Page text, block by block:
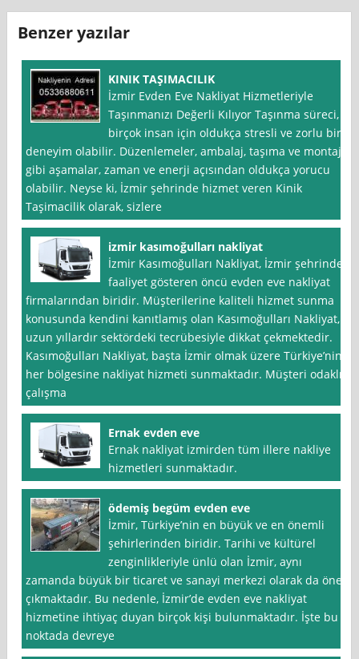
Benzer yazılar
KINIK TAŞIMACILIK
İzmir Evden Eve Nakliyat Hizmetleriyle
Taşınmanızı Değerli Kılıyor Taşınma süreci,
birçok insan için oldukça stresli ve zorlu bir
deneyim olabilir. Düzenlemeler, ambalaj, taşıma ve montaj
gibi aşamalar, zaman ve enerji açısından oldukça yorucu
olabilir. Neyse ki, İzmir şehrinde hizmet veren Kinik
Taşimacilik olarak, sizlere
izmir kasımoğulları nakliyat
İzmir Kasımoğulları Nakliyat, İzmir şehrinde
faaliyet gösteren öncü evden eve nakliyat
firmalarından biridir. Müşterilerine kaliteli hizmet sunma
konusunda kendini kanıtlamış olan Kasımoğulları Nakliyat,
uzun yıllardır sektördeki tecrübesiyle dikkat çekmektedir.
Kasımoğulları Nakliyat, başta İzmir olmak üzere Türkiye’nin
her bölgesine nakliyat hizmeti sunmaktadır. Müşteri odaklı
çalışma
Ernak evden eve
Ernak nakliyat izmirden tüm illere nakliye
hizmetleri sunmaktadır.
ödemiş begüm evden eve
İzmir, Türkiye’nin en büyük ve en önemli
şehirlerinden biridir. Tarihi ve kültürel
zenginlikleriyle ünlü olan İzmir, aynı
zamanda büyük bir ticaret ve sanayi merkezi olarak da öne
çıkmaktadır. Bu nedenle, İzmir’de evden eve nakliyat
hizmetine ihtiyaç duyan birçok kişi bulunmaktadır. İşte bu
noktada devreye